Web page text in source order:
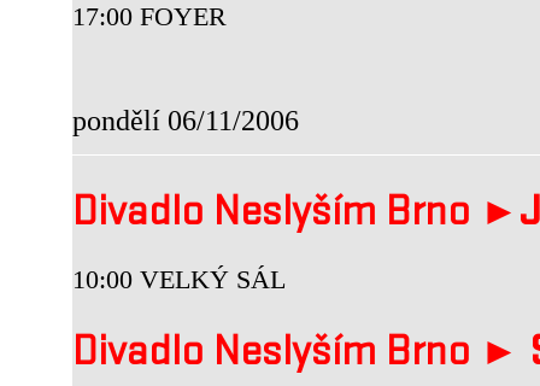
17:00 FOYER
pondělí 06/11/2006
Divadlo Neslyším Brno ►
10:00 VELKÝ SÁL
Divadlo Neslyším Brno ►